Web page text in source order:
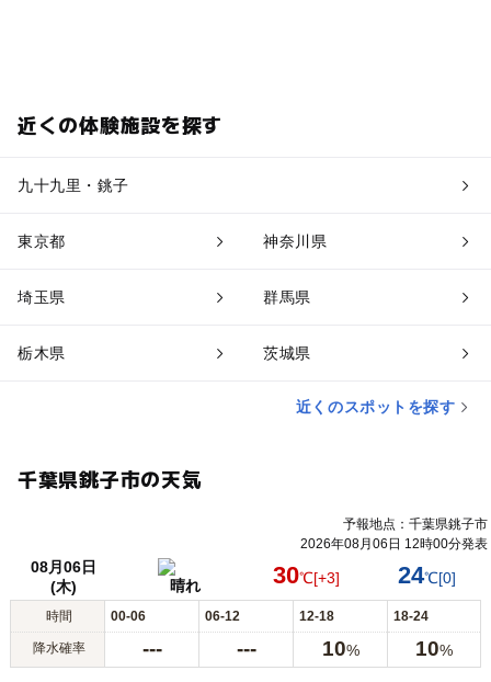
近くの体験施設を探す
九十九里・銚子
東京都 神奈川県
埼玉県 群馬県
栃木県 茨城県
近くのスポットを探す
千葉県銚子市の天気
予報地点：千葉県銚子市
2026年08月06日 12時00分発表
08月06日
(木)
晴れ 30℃[+3] 24℃[0]
時間 00-06 06-12 12-18 18-24
降水確率 --- --- 10% 10%